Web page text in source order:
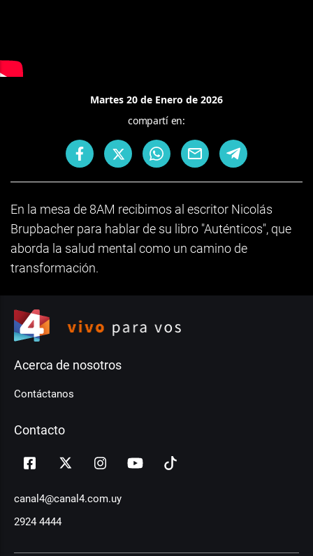
Martes 20 de Enero de 2026
compartí en:
En la mesa de 8AM recibimos al escritor Nicolás
Brupbacher para hablar de su libro "Auténticos", que
aborda la salud mental como un camino de
transformación.
Acerca de nosotros
Contáctanos
Contacto
canal4@canal4.com.uy
2924 4444